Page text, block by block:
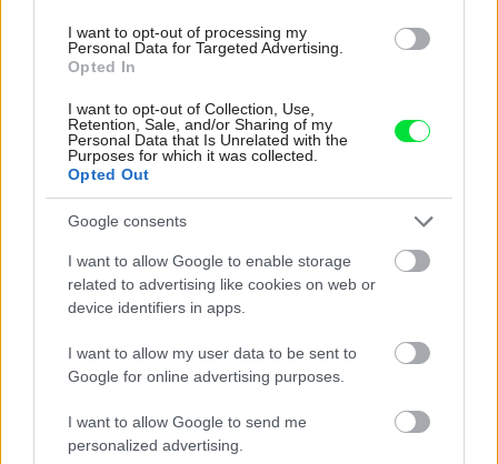
I want to opt-out of processing my
Personal Data for Targeted Advertising.
Opted In
I want to opt-out of Collection, Use,
Retention, Sale, and/or Sharing of my
Personal Data that Is Unrelated with the
Purposes for which it was collected.
Opted Out
Google consents
I want to allow Google to enable storage
related to advertising like cookies on web or
device identifiers in apps.
I want to allow my user data to be sent to
Google for online advertising purposes.
I want to allow Google to send me
personalized advertising.
FerreroLegno venuje pozornosť spotrebe papiera: vďaka